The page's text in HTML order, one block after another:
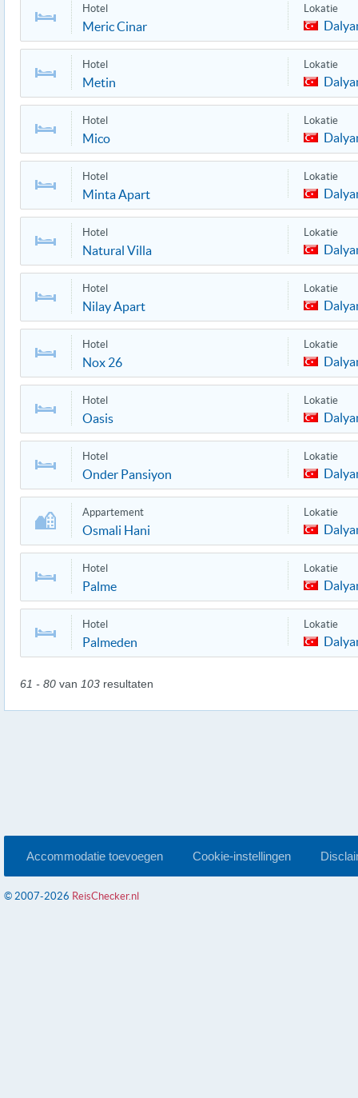
Hotel
Meric Cinar
Lokatie
Hotel
Metin
Lokatie
Hotel
Mico
Lokatie
Hotel
Minta Apart
Lokatie
Hotel
Natural Villa
Lokatie
Hotel
Nilay Apart
Lokatie
Hotel
Nox 26
Lokatie
Hotel
Oasis
Lokatie
Hotel
Onder Pansiyon
Lokatie
Appartement
Osmali Hani
Lokatie
Hotel
Palme
Lokatie
Hotel
Palmeden
Lokatie
61 - 80 van 103 resultaten
Accommodatie toevoegen Cookie-instellingen
© 2007-2026 ReisChecker.nl